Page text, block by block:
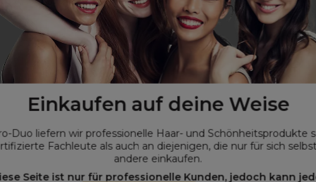
Einkaufen auf deine Weise
Duo liefern wir professionelle Haar- und Schönheitsprodukte
Fachleute als auch an diejenigen, die nur für sich
andere einkaufen.
Seite ist nur für professionelle Kunden, jedoch kann
Haarfarbe 100ml 7.0C
ohne MwSt.
Shampoo 1L
21,75€ ohne MwSt.